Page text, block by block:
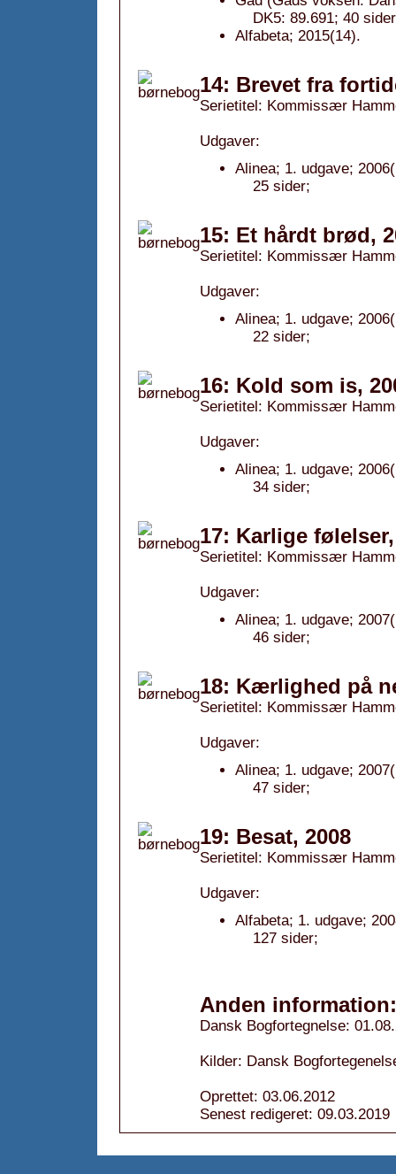
DK5: 89.691; 40
Alfabeta; 2015(14).
14: Brevet fra
Serietitel: Kommissær
Udgaver:
Alinea; 1. udgave;
25 sider;
15: Et hårdt brød,
Serietitel: Kommissær
Udgaver:
Alinea; 1. udgave;
22 sider;
16: Kold som is,
Serietitel: Kommissær
Udgaver:
Alinea; 1. udgave;
34 sider;
17: Karlige
Serietitel: Kommissær
Udgaver:
Alinea; 1. udgave;
46 sider;
18: Kærlighed på
Serietitel: Kommissær
Udgaver:
Alinea; 1. udgave;
47 sider;
19: Besat, 2008
Serietitel: Kommissær
Udgaver:
Alfabeta; 1. udgave;
127 sider;
Anden information:
Dansk Bogfortegnelse:
Kilder: Dansk
Oprettet: 03.06.2012
Senest redigeret: 09.03.2019